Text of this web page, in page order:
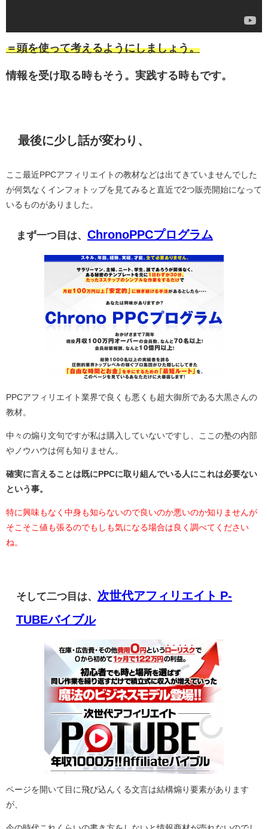
＝頭を使って考えるようにしましょう。
情報を受け取る時もそう。実践する時もです。
最後に少し話が変わり、
ここ最近PPCアフィリエイトの教材などは出てきていませんでした
が何気なくインフォトップを見てみると直近で2つ販売開始になって
いるものがありました。
まず一つ目は、 ChronoPPCプログラム
PPCアフィリエイト業界で良くも悪くも超大御所である大黒さんの
教材。
中々の煽り文句ですが私は購入していないですし、ここの塾の内部
やノウハウは何も知りません。
確実に言えることは既にPPCに取り組んでいる人にこれは必要ない
という事。
特に興味もなく中身も知らないので良いのか悪いのか知りませんが
そこそこ値も張るのでもしも気になる場合は良く調べてください
ね。
そして二つ目は、 次世代アフィリエイト P-
TUBEバイブル
ページを開いて目に飛び込んくる文言は結構煽り要素があります
が、